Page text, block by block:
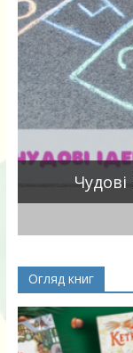
Чудові
Огляд книг